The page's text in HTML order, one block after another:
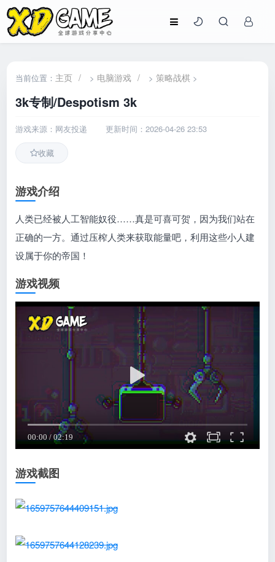
当前位置： 主页 / > 电脑游戏 / >策略战棋 >
3k专制/Despotism 3k
游戏来源：网友投递 更新时间：2026-04-26 23:53
收藏
游戏介绍
人类已经被人工智能奴役……真是可喜可贺，因为我们站在
正确的一方。通过压榨人类来获取能量吧，利用这些小人建
设属于你的帝国！
游戏视频
游戏截图